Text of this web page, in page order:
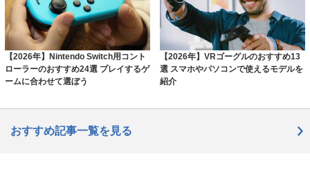
【2026年】Nintendo Switch用コント
ローラーのおすすめ24選 プレイするゲ
ームに合わせて選ぼう
【2026年】VRゴーグルのおすすめ13
選 スマホやパソコンで使えるモデルを
紹介
おすすめ記事一覧を見る